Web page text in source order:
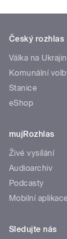
Český rozhlas
Válka na
Komunální
Stanice
eShop
mujRozhlas
Živé vysílání
Audioarchiv
Podcasty
Mobilní aplikace
Sledujte nás